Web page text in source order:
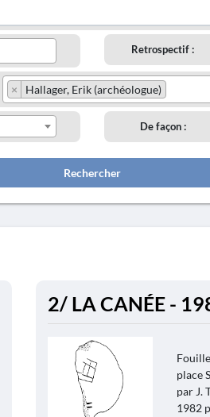
Retrospectif :
× Hallager, Erik (archéologue)
De façon :
Rechercher
2/ LA CANÉE -
place
par J.
1982